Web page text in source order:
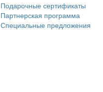
Подарочные сертификаты
Партнерская программа
Специальные предложения